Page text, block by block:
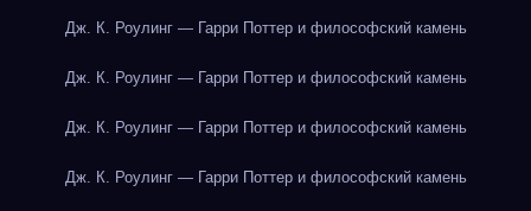
Дж. К. Роулинг — Гарри Поттер и философский камень
Дж. К. Роулинг — Гарри Поттер и философский камень
Дж. К. Роулинг — Гарри Поттер и философский камень
Дж. К. Роулинг — Гарри Поттер и философский камень